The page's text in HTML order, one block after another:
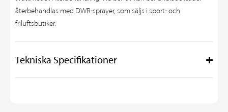
återbehandlas med DWR-sprayer, som säljs i sport- och
friluftsbutiker.
Tekniska Specifikationer